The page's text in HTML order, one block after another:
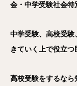
会・中学受験社会特
中学受験、高校受
きていく上で役立つ
高校受験をするなら